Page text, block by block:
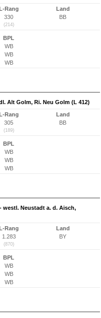
L-Rang
330
(214)
Land
BB
BPL
WB
WB
WB
Alt Golm, Ri. Neu Golm (L 412)
L-Rang
305
(189)
Land
BB
BPL
WB
WB
WB
westl. Neustadt a. d. Aisch,
L-Rang
1.283
(870)
Land
BY
BPL
WB
WB
WB